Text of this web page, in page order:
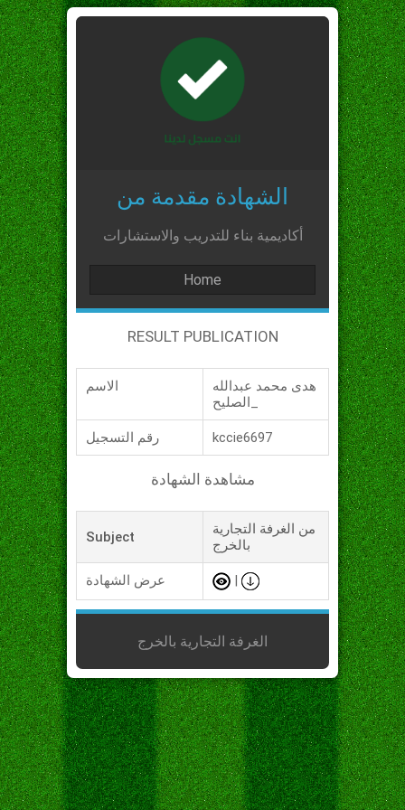
الشهادة مقدمة من
أكاديمية بناء للتدريب والاستشارات
Home
RESULT PUBLICATION
الاسم
هدى محمد عبدالله
رقم التسجيل kccie6697
مشاهدة الشهادة
Subject
من الغرفة التجارية
بالخرج
عرض الشهادة
الغرفة التجارية بالخرج